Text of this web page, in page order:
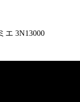
エ 3N13000